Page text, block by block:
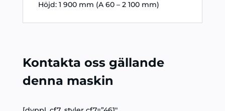
Höjd: 1 900 mm (A 60 – 2 100 mm)
Kontakta oss gällande
denna maskin